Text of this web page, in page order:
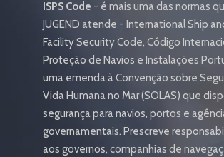
ISPS Code - é mais uma das normas
JUGEND atende - International Ship
Facility Security Code, Código
Proteção de Navios e Instalações
uma emenda à Convenção sobre
Vida Humana no Mar (SOLAS) que
segurança para navios, portos e
governamentais. Prescreve
aos governos, companhias de